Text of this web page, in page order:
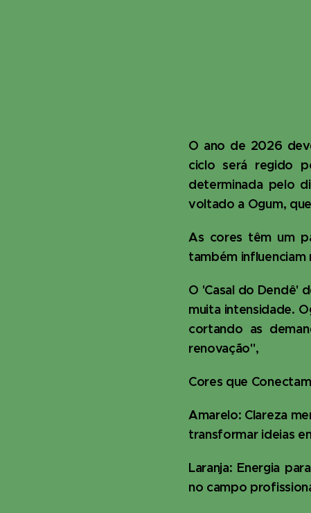
O ano de 2026
ciclo será regido
determinada pelo
voltado a Ogum,
As cores têm um
também
O 'Casal do Dendê'
muita intensidade.
cortando as
renovação",
Cores que
Amarelo: Clareza
transformar ideias
Laranja: Energia
no campo